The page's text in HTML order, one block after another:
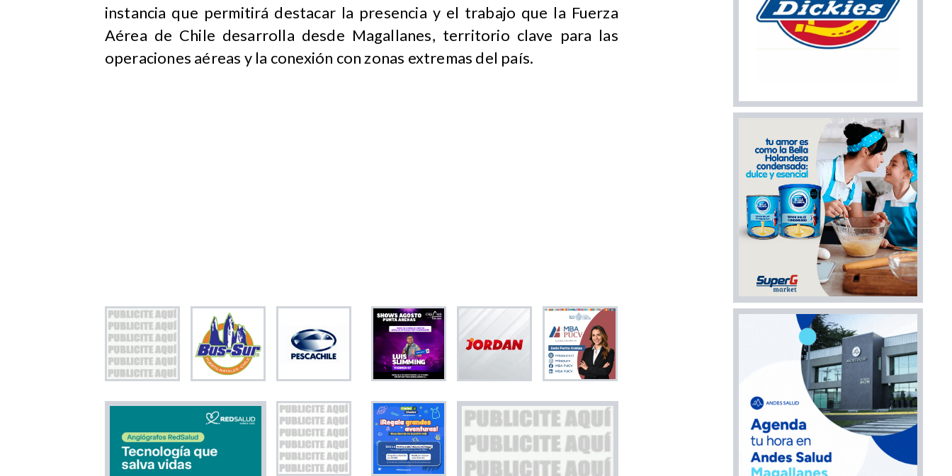
instancia que permitirá destacar la presencia y el trabajo que la Fuerza
Aérea de Chile desarrolla desde Magallanes, territorio clave para las
operaciones aéreas y la conexión con zonas extremas del país.